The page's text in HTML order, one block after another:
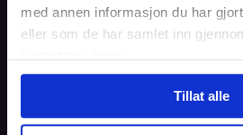
med annen informasjon du har
eller som de har samlet inn
Tillat alle
Blogg
Brukeravtale